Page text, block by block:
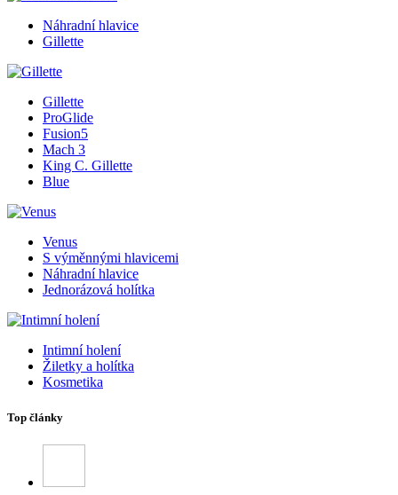
Náhradní hlavice
Gillette
Gillette
ProGlide
Fusion5
Mach 3
King C. Gillette
Blue
Venus
S výměnnými hlavicemi
Náhradní hlavice
Jednorázová holítka
Intimní holení
Žiletky a holítka
Kosmetika
Top články